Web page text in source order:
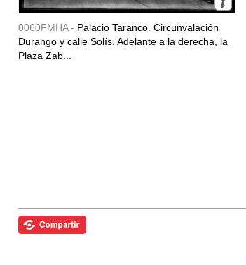
0060FMHA - Palacio Taranco. Circunvalación
Durango y calle Solís. Adelante a la derecha, la
Plaza Zab...